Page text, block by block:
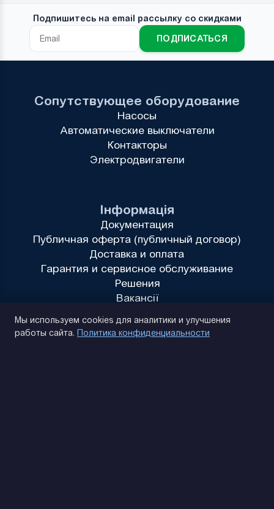
Подпишитесь на email рассылку со скидками
ПОДПИСАТЬСЯ
Інформація
Документация
Публичная оферта (публичный договор)
Доставка и оплата
Гарантия и сервисное обслуживание
Решения
Вакансії
Сопутствующее оборудование
Насосы
Автоматические выключатели
Контакторы
Электродвигатели
Мы используем cookies для аналитики и улучшения
работы сайта. Политика конфиденциальности